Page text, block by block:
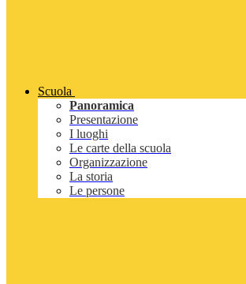
Scuola
Panoramica
Presentazione
I luoghi
Le carte della scuola
Organizzazione
La storia
Le persone